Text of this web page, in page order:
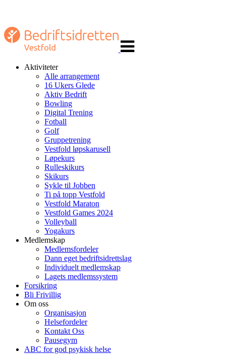
navigasjon
Aktiviteter
Alle arrangement
16 Ukers Glede
Aktiv Bedrift
Bowling
Digital Trening
Fotball
Golf
Gruppetrening
Vestfold løpskarusell
Løpekurs
Rulleskikurs
Skikurs
Sykle til Jobben
Ti på topp Vestfold
Vestfold Maraton
Vestfold Games 2024
Volleyball
Yogakurs
Medlemskap
Medlemsfordeler
Dann eget bedriftsidrettslag
Individuelt medlemskap
Lagets medlemssystem
Forsikring
Bli Frivillig
Om oss
Organisasjon
Helsefordeler
Kontakt Oss
Pausegym
ABC for god psykisk helse